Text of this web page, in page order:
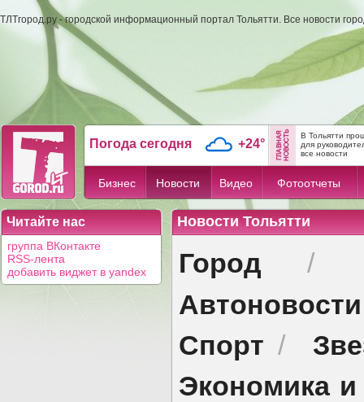
ТЛТгород.ру - городской информационный портал Тольятти. Все новости
Погода сегодня +24°
В Тольятти
для
все новости
Бизнес Новости Видео Фотоотчеты
Читайте нас
группа ВКонтакте
RSS-лента
добавить виджет в yandex
Новости Тольятти
Город /
Автоновости
Спорт /
Экономика